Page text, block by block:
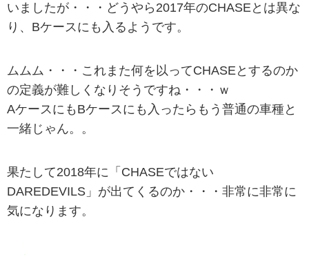
いましたが・・・どうやら2017年のCHASEとは異な
り、Bケースにも入るようです。
ムムム・・・これまた何を以ってCHASEとするのか
の定義が難しくなりそうですね・・・ｗ
AケースにもBケースにも入ったらもう普通の車種と
一緒じゃん。。
果たして2018年に「CHASEではない
DAREDEVILS」が出てくるのか・・・非常に非常に
気になります。